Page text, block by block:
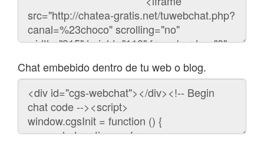
chat
Chat embebido dentro de tu web o blog.
Código
para
embeber
chat